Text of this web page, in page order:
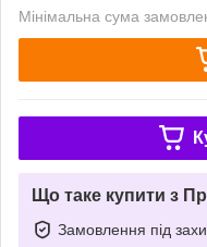
Мінімальна сума
Що таке купити з
Замовлення під